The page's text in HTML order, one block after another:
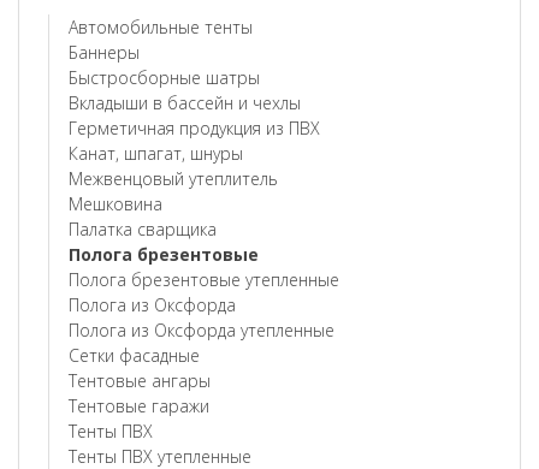
Автомобильные тенты
Баннеры
Быстросборные шатры
Вкладыши в бассейн и чехлы
Герметичная продукция из ПВХ
Канат, шпагат, шнуры
Межвенцовый утеплитель
Мешковина
Палатка сварщика
Полога брезентовые
Полога брезентовые утепленные
Полога из Оксфорда
Полога из Оксфорда утепленные
Сетки фасадные
Тентовые ангары
Тентовые гаражи
Тенты ПВХ
Тенты ПВХ утепленные